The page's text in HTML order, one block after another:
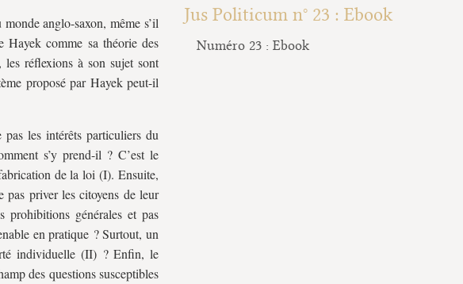
anglo-saxon, même s’il
Hayek comme sa théorie des
les réflexions à son sujet sont
proposé par Hayek peut-il
les intérêts particuliers du
s’y prend-il ? C’est le
de la loi (I). Ensuite,
pas priver les citoyens de leur
prohibitions générales et pas
en pratique ? Surtout, un
individuelle (II) ? Enfin, le
des questions susceptibles
Jus Politicum n° 23 : Ebook
Numéro 23 : Ebook